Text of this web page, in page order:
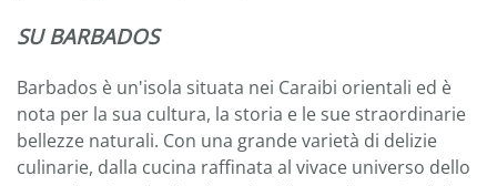
SU BARBADOS
Barbados è un'isola situata nei Caraibi orientali ed è
nota per la sua cultura, la storia e le sue straordinarie
bellezze naturali. Con una grande varietà di delizie
culinarie, dalla cucina raffinata al vivace universo dello